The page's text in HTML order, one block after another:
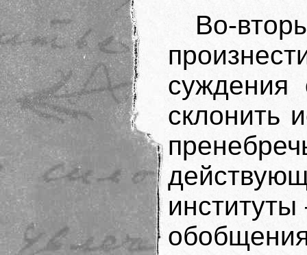
Во-
склонить